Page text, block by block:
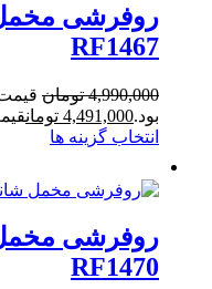
روفرشی
RF1467
4,990,000 تومان
بود.4,491,000 تومانقیمت
انتخاب گزینه ها
روفرشی
RF1470